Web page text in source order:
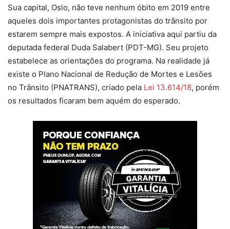
Sua capital, Oslo, não teve nenhum óbito em 2019 entre
aqueles dois importantes protagonistas do trânsito por
estarem sempre mais expostos. A iniciativa aqui partiu da
deputada federal Duda Salabert (PDT-MG). Seu projeto
estabelece as orientações do programa. Na realidade já
existe o Plano Nacional de Redução de Mortes e Lesões
no Trânsito (PNATRANS), criado pela Lei 13.614/18, porém
os resultados ficaram bem aquém do esperado.